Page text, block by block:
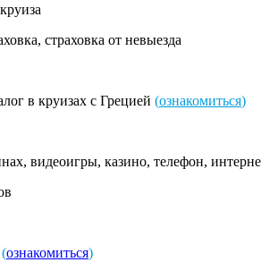
страховка от невыезда
в круизах с Грецией (ознакомиться)
видеоигры, казино, телефон,
(ознакомиться)